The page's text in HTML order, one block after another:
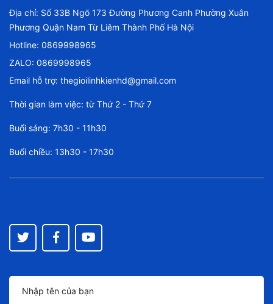
Địa chỉ: Số 33B Ngõ 173 Đường Phương Canh Phường Xuân
Phương Quận Nam Từ Liêm Thành Phố Hà Nội
Hotline: 0869998965
ZALO: 0869998965
Email hỗ trợ: thegioilinhkienhd@gmail.com
Thời gian làm việc: từ Thứ 2 - Thứ 7
Buổi sáng: 7h30 - 11h30
Buổi chiều: 13h30 - 17h30